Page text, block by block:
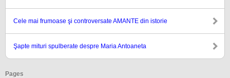
Cele mai frumoase şi controversate AMANTE din istorie
Şapte mituri spulberate despre Maria Antoaneta
Pages